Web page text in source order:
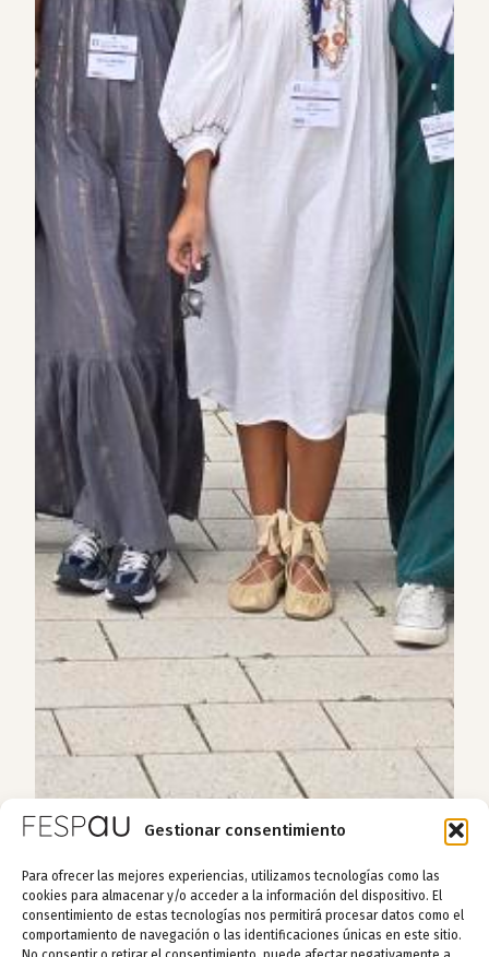
Gestionar consentimiento
Para ofrecer las mejores experiencias, utilizamos tecnologías como las
cookies para almacenar y/o acceder a la información del dispositivo. El
consentimiento de estas tecnologías nos permitirá procesar datos como el
comportamiento de navegación o las identificaciones únicas en este sitio.